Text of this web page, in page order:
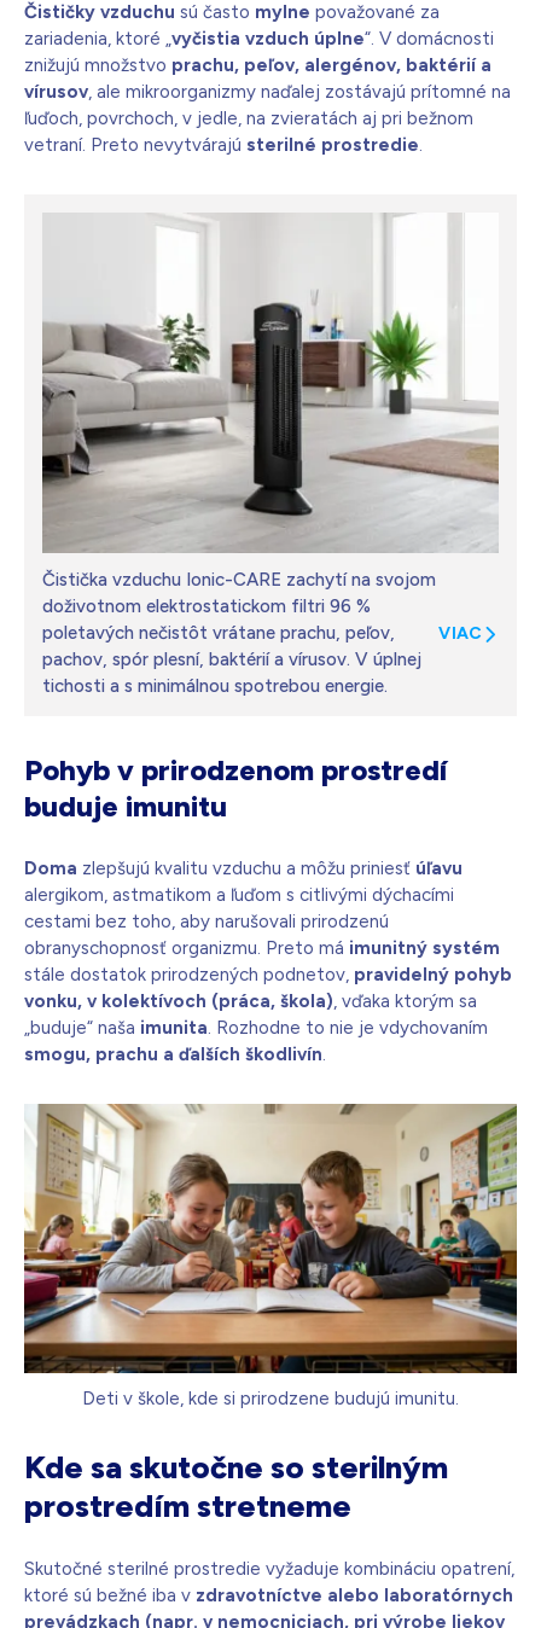
Čističky vzduchu sú často mylne považované za
zariadenia, ktoré „vyčistia vzduch úplne“. V domácnosti
znižujú množstvo prachu, peľov, alergénov, baktérií a
vírusov, ale mikroorganizmy naďalej zostávajú prítomné na
ľuďoch, povrchoch, v jedle, na zvieratách aj pri bežnom
vetraní. Preto nevytvárajú sterilné prostredie.
Čistička vzduchu Ionic-CARE zachytí na svojom
doživotnom elektrostatickom filtri 96 %
poletavých nečistôt vrátane prachu, peľov,
pachov, spór plesní, baktérií a vírusov. V úplnej
tichosti a s minimálnou spotrebou energie.
VIAC
Pohyb v prirodzenom prostredí
buduje imunitu
Doma zlepšujú kvalitu vzduchu a môžu priniesť úľavu
alergikom, astmatikom a ľuďom s citlivými dýchacími
cestami bez toho, aby narušovali prirodzenú
obranyschopnosť organizmu. Preto má imunitný systém
stále dostatok prirodzených podnetov, pravidelný pohyb
vonku, v kolektívoch (práca, škola), vďaka ktorým sa
„buduje“ naša imunita. Rozhodne to nie je vdychovaním
smogu, prachu a ďalších škodlivín.
Deti v škole, kde si prirodzene budujú imunitu.
Kde sa skutočne so sterilným
prostredím stretneme
Skutočné sterilné prostredie vyžaduje kombináciu opatrení,
ktoré sú bežné iba v zdravotníctve alebo laboratórnych
prevádzkach (napr. v nemocniciach, pri výrobe liekov